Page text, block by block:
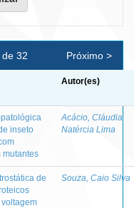
de 32 Próximo >
Autor(es)
inseto
mutantes
Acácio, Cláudia
Natércia Lima
de
Souza, Caio Silva